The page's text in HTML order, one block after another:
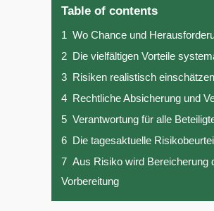
Table of contents
1 Wo Chance und
2 Die vielfältigen Vorteile
3 Risiken realistisch
4 Rechtliche Absicherung und
5 Verantwortung für alle
6 Die tagesaktuelle
7 Aus Risiko wird Bereicherung
Vorbereitung